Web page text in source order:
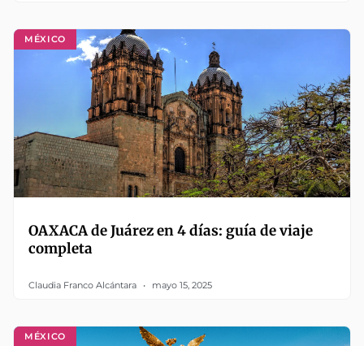
MÉXICO
OAXACA de Juárez en 4 días: guía de viaje
completa
Claudia Franco Alcántara mayo 15, 2025
MÉXICO